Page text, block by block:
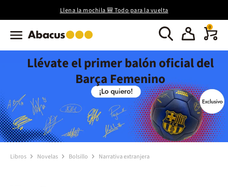
Llena la mochila 🎒 Todo para la vuelta
0
Llévate el primer balón oficial del
Barça Femenino
Libros Novelas Bolsillo Narrativa extranjera